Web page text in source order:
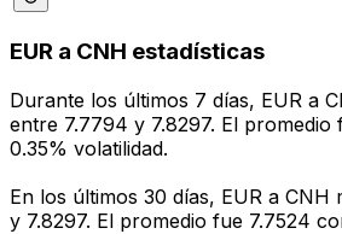
EUR a CNH estadísticas
Durante los últimos 7 días, EUR a
entre 7.7794 y 7.8297. El promedio
0.35% volatilidad.
En los últimos 30 días, EUR a CNH
y 7.8297. El promedio fue 7.7524